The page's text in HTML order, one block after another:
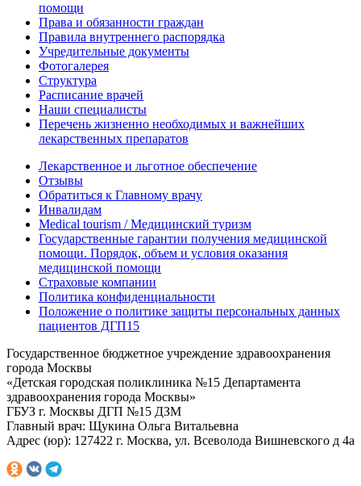
помощи
Права и обязанности граждан
Правила внутреннего распорядка
Учредительные документы
Фотогалерея
Структура
Расписание врачей
Наши специалисты
Перечень жизненно необходимых и важнейших
лекарственных препаратов
Лекарственное и льготное обеспечение
Отзывы
Обратиться к Главному врачу
Инвалидам
Medical tourism / Медицинский туризм
Государственные гарантии получения медицинской
помощи. Порядок, объем и условия оказания
медицинской помощи
Страховые компании
Политика конфиденциальности
Положение о политике защиты персональных данных
пациентов ДГП15
Государственное бюджетное учреждение здравоохранения
города Москвы
«Детская городская поликлиника №15 Департамента
здравоохранения города Москвы»
ГБУЗ г. Москвы ДГП №15 ДЗМ
Главный врач: Щукина Ольга Витальевна
Адрес (юр): 127422 г. Москва, ул. Всеволода Вишневского д 4а